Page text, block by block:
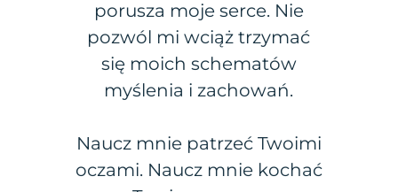
porusza moje serce. Nie
pozwól mi wciąż trzymać
się moich schematów
myślenia i zachowań.
Naucz mnie patrzeć Twoimi
oczami. Naucz mnie kochać